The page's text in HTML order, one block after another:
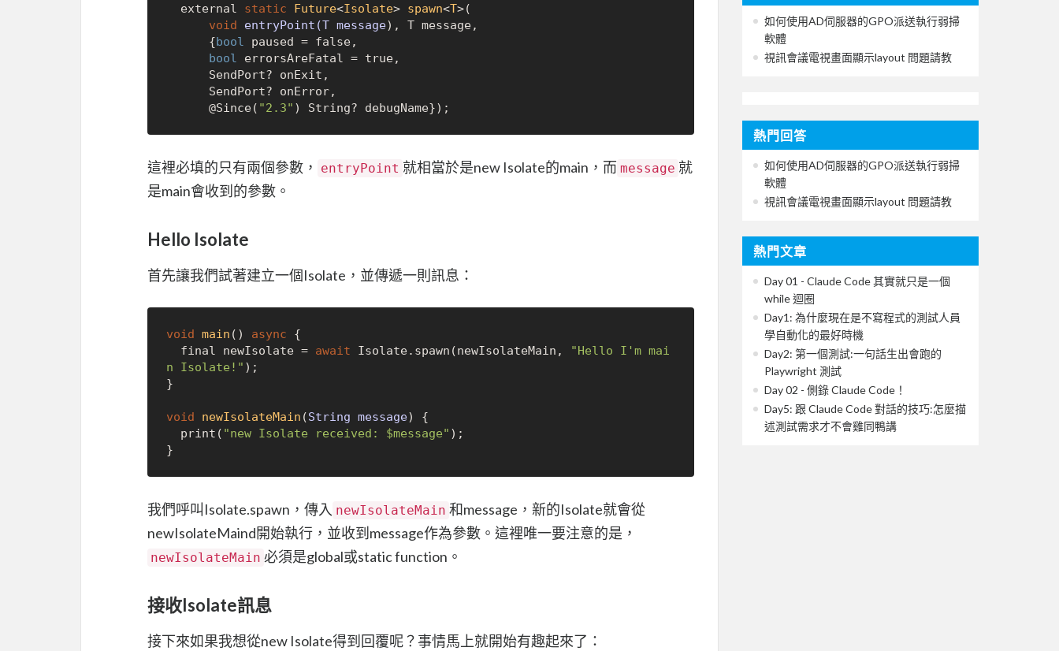
external static Future<Isolate> spawn<T>(
void entryPoint(T message), T message,
      {
bool paused = false,
bool errorsAreFatal = true,
      @Since(
"2.3"
這裡必填的只有兩個參數， entryPoint 就相當於是new Isolate的main，而 message 就
是main會收到的參數。
Hello Isolate
首先讓我們試著建立一個Isolate，並傳遞一則訊息：
void main () async {
  final newIsolate =
await Isolate.spawn(newIsolateMain,
"Hello I'm mai
n Isolate!" );
}
void newIsolateMain (String message)
{
  print(
"new Isolate received: $message" );
我們呼叫Isolate.spawn，傳入 newIsolateMain 和message，新的Isolate就會從
newIsolateMaind開始執行，並收到message作為參數。這裡唯一要注意的是，
newIsolateMain 必須是global或static function。
接收Isolate訊息
接下來如果我想從new Isolate得到回覆呢？事情馬上就開始有趣起來了：
如何使用AD伺服器的GPO派送執行弱掃
軟體
視訊會議電視畫面顯示layout 問題請教
熱門回答
如何使用AD伺服器的GPO派送執行弱掃
軟體
視訊會議電視畫面顯示layout 問題請教
熱門文章
Day 01 - Claude Code 其實就只是一個
while 迴圈
Day1: 為什麼現在是不寫程式的測試人員
學自動化的最好時機
Day2: 第一個測試:一句話生出會跑的
Playwright 測試
Day 02 - 側錄 Claude Code！
Day5: 跟 Claude Code 對話的技巧:怎麼描
述測試需求才不會雞同鴨講